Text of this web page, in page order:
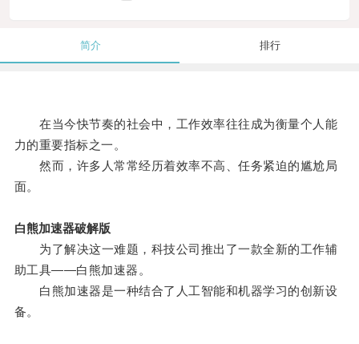
简介 排行
在当今快节奏的社会中，工作效率往往成为衡量个人能
力的重要指标之一。
然而，许多人常常经历着效率不高、任务紧迫的尴尬局
面。
白熊加速器破解版
为了解决这一难题，科技公司推出了一款全新的工作辅
助工具——白熊加速器。
白熊加速器是一种结合了人工智能和机器学习的创新设
备。